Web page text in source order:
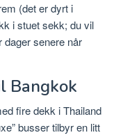
(det er dyrt i
i stuet sekk; du vil
dager senere når
Bangkok
fire dekk i Thailand
busser tilbyr en litt